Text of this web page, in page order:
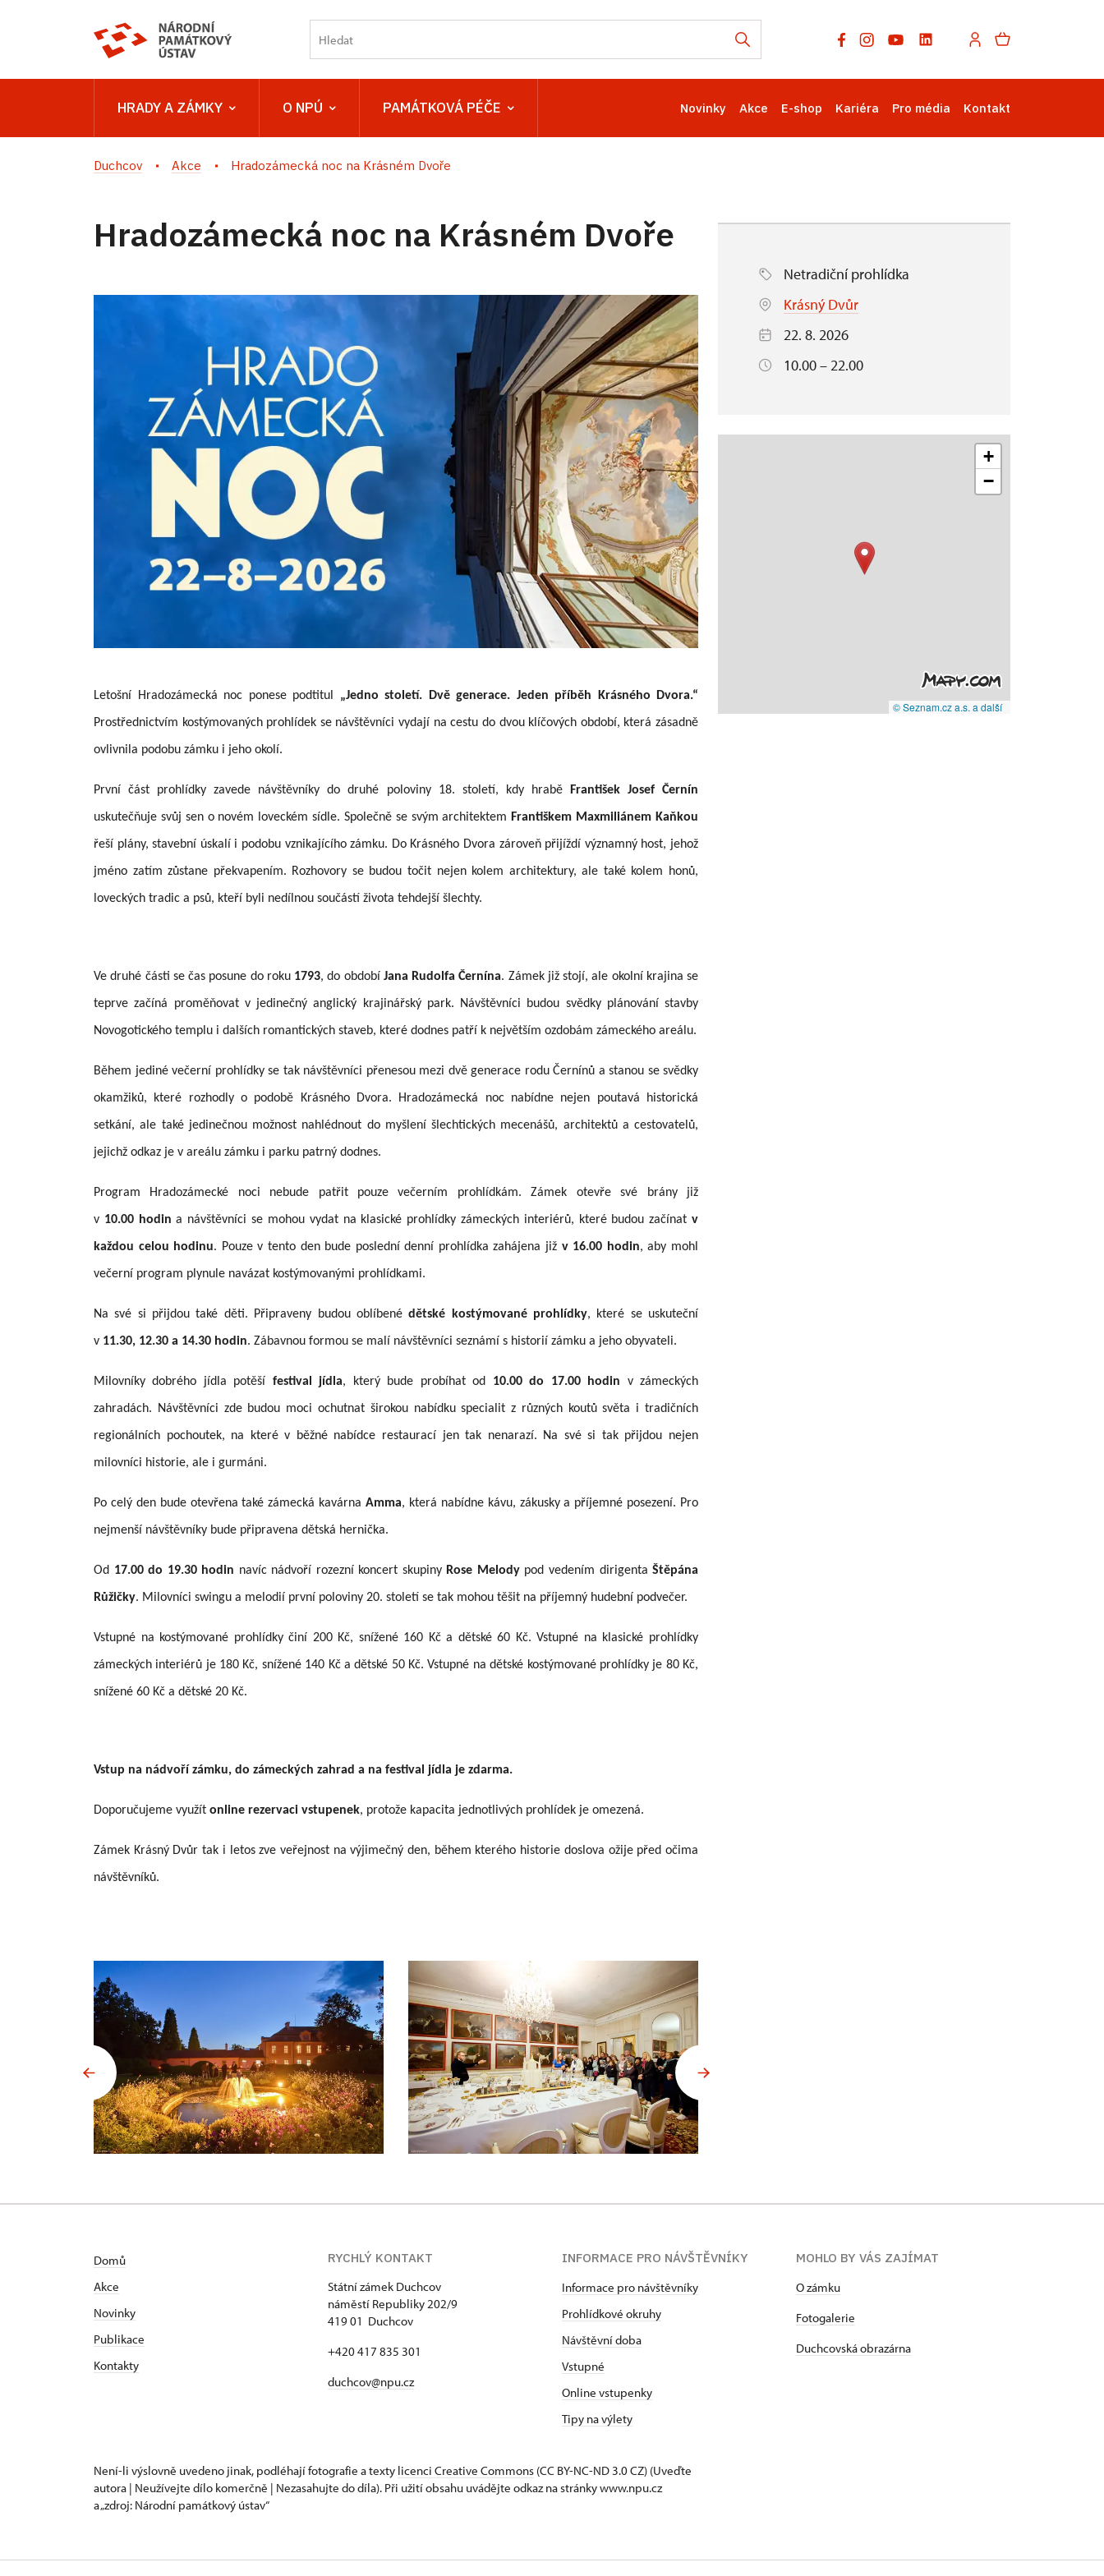
HRADY A ZÁMKY O NPÚ PAMÁTKOVÁ PÉČE Novinky Akce E-shop Kariéra Pro média Kontakt
Duchcov Akce Hradozámecká noc na Krásném Dvoře
Hradozámecká noc na Krásném Dvoře
Letošní Hradozámecká noc ponese podtitul „Jedno století. Dvě generace. Jeden příběh Krásného Dvora.“
Prostřednictvím kostýmovaných prohlídek se návštěvníci vydají na cestu do dvou klíčových období, která zásadně
ovlivnila podobu zámku i jeho okolí.
První část prohlídky zavede návštěvníky do druhé poloviny 18. století, kdy hrabě František Josef Černín
uskutečňuje svůj sen o novém loveckém sídle. Společně se svým architektem Františkem Maxmiliánem Kaňkou
řeší plány, stavební úskalí i podobu vznikajícího zámku. Do Krásného Dvora zároveň přijíždí významný host, jehož
jméno zatím zůstane překvapením. Rozhovory se budou točit nejen kolem architektury, ale také kolem honů,
loveckých tradic a psů, kteří byli nedílnou součástí života tehdejší šlechty.
Ve druhé části se čas posune do roku 1793, do období Jana Rudolfa Černína. Zámek již stojí, ale okolní krajina se
teprve začíná proměňovat v jedinečný anglický krajinářský park. Návštěvníci budou svědky plánování stavby
Novogotického templu i dalších romantických staveb, které dodnes patří k největším ozdobám zámeckého areálu.
Během jediné večerní prohlídky se tak návštěvníci přenesou mezi dvě generace rodu Černínů a stanou se svědky
okamžiků, které rozhodly o podobě Krásného Dvora. Hradozámecká noc nabídne nejen poutavá historická
setkání, ale také jedinečnou možnost nahlédnout do myšlení šlechtických mecenášů, architektů a cestovatelů,
jejichž odkaz je v areálu zámku i parku patrný dodnes.
Program Hradozámecké noci nebude patřit pouze večerním prohlídkám. Zámek otevře své brány již
v 10.00 hodin a návštěvníci se mohou vydat na klasické prohlídky zámeckých interiérů, které budou začínat v
každou celou hodinu. Pouze v tento den bude poslední denní prohlídka zahájena již v 16.00 hodin, aby mohl
večerní program plynule navázat kostýmovanými prohlídkami.
Na své si přijdou také děti. Připraveny budou oblíbenédětské kostýmované prohlídky, které se uskuteční
v 11.30, 12.30 a 14.30 hodin. Zábavnou formou se malí návštěvníci seznámí s historií zámku a jeho obyvateli.
Milovníky dobrého jídla potěší festival jídla, který bude probíhat od 10.00 do 17.00 hodin v zámeckých
zahradách. Návštěvníci zde budou moci ochutnat širokou nabídku specialit z různých koutů světa i tradičních
regionálních pochoutek, na které v běžné nabídce restaurací jen tak nenarazí. Na své si tak přijdou nejen
milovníci historie, ale i gurmáni.
Po celý den bude otevřena také zámecká kavárna Amma, která nabídne kávu, zákusky a příjemné posezení. Pro
nejmenší návštěvníky bude připravena dětská hernička.
Od 17.00 do 19.30 hodin navíc nádvoří rozezní koncert skupiny Rose Melodypod vedením dirigentaŠtěpána
Růžičky. Milovníci swingu a melodií první poloviny 20. století se tak mohou těšit na příjemný hudební podvečer.
Vstupné na kostýmované prohlídky činí 200 Kč, snížené 160 Kč a dětské 60 Kč. Vstupné na klasické prohlídky
zámeckých interiérů je 180 Kč, snížené 140 Kč a dětské 50 Kč. Vstupné na dětské kostýmované prohlídky je 80 Kč,
snížené 60 Kč a dětské 20 Kč.
Vstup na nádvoří zámku, do zámeckých zahrad a na festival jídla je zdarma.
Doporučujeme využít online rezervaci vstupenek, protože kapacita jednotlivých prohlídek je omezená.
Zámek Krásný Dvůr tak i letos zve veřejnost na výjimečný den, během kterého historie doslova ožije před očima
návštěvníků.
Netradiční prohlídka
Krásný Dvůr
22. 8. 2026
10.00 – 22.00
+
−
© Seznam.cz a.s. a další
Domů
Akce
Novinky
Publikace
Kontakty
RYCHLÝ KONTAKT
Státní zámek Duchcov
náměstí Republiky 202/9
419 01 Duchcov
+420 417 835 301
duchcov@npu.cz
INFORMACE PRO NÁVŠTĚVNÍKY
Informace pro návštěvníky
Prohlídkové okruhy
Návštěvní doba
Vstupné
Online vstupenky
Tipy na výlety
MOHLO BY VÁS ZAJÍMAT
O zámku
Fotogalerie
Duchcovská obrazárna
Není-li výslovně uvedeno jinak, podléhají fotografie a texty licenci Creative Commons (CC BY-NC-ND 3.0 CZ) (Uveďte
autora | Neužívejte dílo komerčně | Nezasahujte do díla). Při užití obsahu uvádějte odkaz na stránky www.npu.cz
a „zdroj: Národní památkový ústav“